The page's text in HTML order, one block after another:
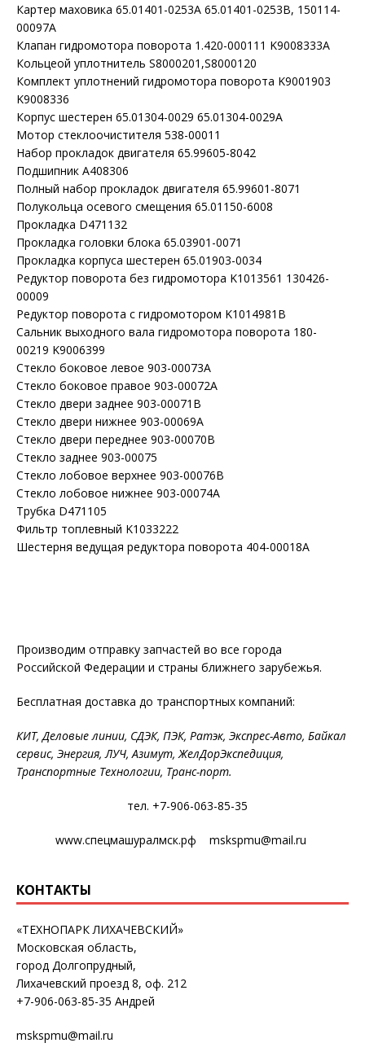
Картер маховика 65.01401-0253A 65.01401-0253B, 150114-
00097A
Клапан гидромотора поворота 1.420-000111 K9008333A
Кольцеой уплотнитель S8000201,S8000120
Комплект уплотнений гидромотора поворота K9001903
K9008336
Корпус шестерен 65.01304-0029 65.01304-0029A
Мотор стеклоочистителя 538-00011
Набор прокладок двигателя 65.99605-8042
Подшипник A408306
Полный набор прокладок двигателя 65.99601-8071
Полукольца осевого смещения 65.01150-6008
Прокладка D471132
Прокладка головки блока 65.03901-0071
Прокладка корпуса шестерен 65.01903-0034
Редуктор поворота без гидромотора K1013561 130426-
00009
Редуктор поворота с гидромотором K1014981B
Сальник выходного вала гидромотора поворота 180-
00219 K9006399
Стекло боковое левое 903-00073A
Стекло боковое правое 903-00072A
Стекло двери заднее 903-00071B
Стекло двери нижнее 903-00069A
Стекло двери переднее 903-00070B
Стекло заднее 903-00075
Стекло лобовое верхнее 903-00076B
Стекло лобовое нижнее 903-00074A
Трубка D471105
Фильтр топлевный K1033222
Шестерня ведущая редуктора поворота 404-00018A
Производим отправку запчастей во все города
Российской Федерации и страны ближнего зарубежья.
Бесплатная доставка до транспортных компаний:
КИТ, Деловые линии, СДЭК, ПЭК, Ратэк, Экспрес-Авто, Байкал
сервис, Энергия, ЛУЧ, Азимут, ЖелДорЭкспедиция,
Транспортные Технологии, Транс-порт.
тел. +7-906-063-85-35
www.спецмашуралмск.рф mskspmu@mail.ru
КОНТАКТЫ
«ТЕХНОПАРК ЛИХАЧЕВСКИЙ»
Московская область,
город Долгопрудный,
Лихачевский проезд 8, оф. 212
+7-906-063-85-35 Андрей
mskspmu@mail.ru